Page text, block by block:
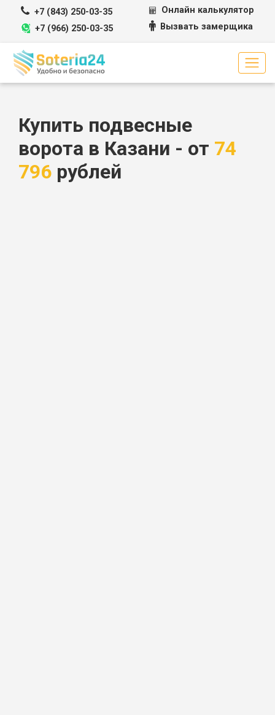
Перейти к содержимому
+7 (843) 250-03-35
+7 (966) 250-03-35
Онлайн калькулятор
Вызвать замерщика
Купить подвесные
ворота в Казани - от 74
796 рублей